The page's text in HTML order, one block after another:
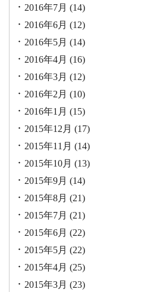
2016年7月 (14)
2016年6月 (12)
2016年5月 (14)
2016年4月 (16)
2016年3月 (12)
2016年2月 (10)
2016年1月 (15)
2015年12月 (17)
2015年11月 (14)
2015年10月 (13)
2015年9月 (14)
2015年8月 (21)
2015年7月 (21)
2015年6月 (22)
2015年5月 (22)
2015年4月 (25)
2015年3月 (23)